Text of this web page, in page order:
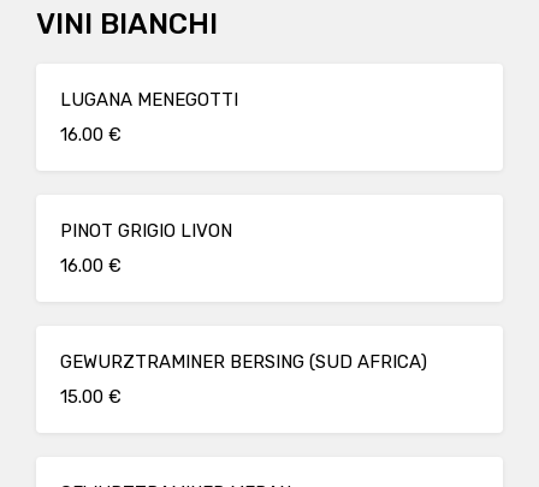
VINI BIANCHI
LUGANA MENEGOTTI
16.00 €
PINOT GRIGIO LIVON
16.00 €
GEWURZTRAMINER BERSING (SUD AFRICA)
15.00 €